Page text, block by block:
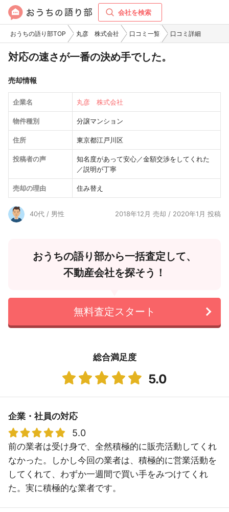
会社を検索
おうちの語り部TOP 丸彦 株式会社 口コミ一覧 口コミ詳細
対応の速さが一番の決め手でした。
売却情報
企業名 丸彦 株式会社
物件種別 分譲マンション
住所 東京都江戸川区
投稿者の声
知名度があって安心／金額交渉をしてくれた
／説明が丁寧
売却の理由 住み替え
40代 / 男性 2018年12月 売却 / 2020年1月 投稿
おうちの語り部から一括査定して、
不動産会社を探そう！
無料査定スタート
総合満足度
5.0
企業・社員の対応
5.0
前の業者は受け身で、全然積極的に販売活動してくれ
なかった。しかし今回の業者は、積極的に営業活動を
してくれて、わずか一週間で買い手をみつけてくれ
た。実に積極的な業者です。